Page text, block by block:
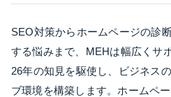
SEO対策からホームページの診
する悩みまで、MEHは幅広くサ
26年の知見を駆使し、ビジネス
ブ環境を構築します。ホームペ